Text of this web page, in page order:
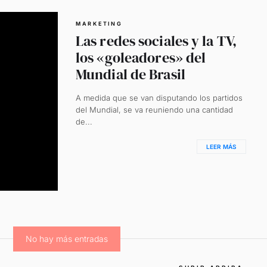
MARKETING
Las redes sociales y la TV,
los «goleadores» del
Mundial de Brasil
A medida que se van disputando los partidos
del Mundial, se va reuniendo una cantidad
de...
LEER MÁS
No hay más entradas